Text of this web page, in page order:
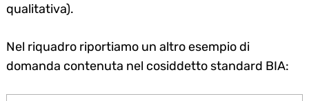
qualitativa).
Nel riquadro riportiamo un altro esempio di
domanda contenuta nel cosiddetto standard BIA: